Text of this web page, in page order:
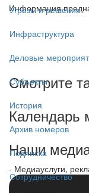
Угрозы и решения
Инфраструктура
Деловые
Субъекты
История
Архив номеров
Подписка
Сотрудничество
Информация
Смотрите
Календарь
Наши
- Медиауслуги,